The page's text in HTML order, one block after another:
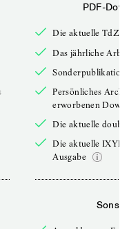
PDF-
Die aktuelle TdZ-
Das jährliche
Persönliches
erworbenen
Die aktuelle
Die aktuelle
Ausgabe